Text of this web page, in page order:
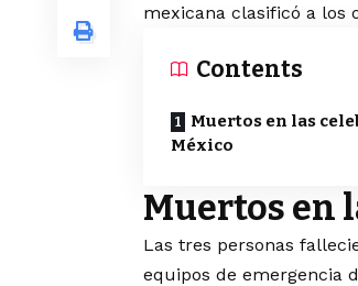
mexicana clasificó a los
Contents
Muertos en las
México
Muertos en
Las tres personas
equipos de emergencia